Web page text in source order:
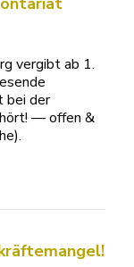
vergibt ab 1.
bei der
— offen &